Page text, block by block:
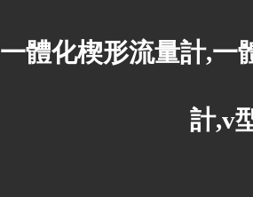
一體化楔形流量計,一
計,v